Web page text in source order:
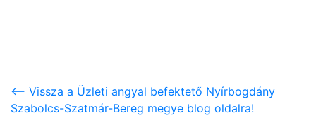
<-- Vissza a Üzleti angyal befektető Nyírbogdány
Szabolcs-Szatmár-Bereg megye blog oldalra!